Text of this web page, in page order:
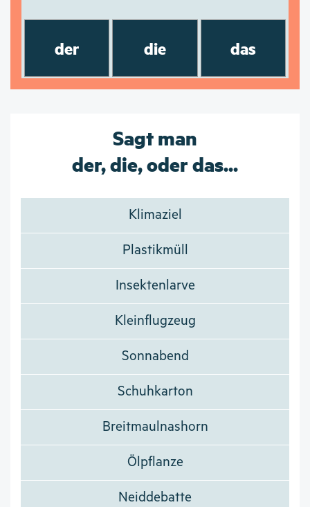
der die das
Sagt man
der, die, oder das...
Klimaziel
Plastikmüll
Insektenlarve
Kleinflugzeug
Sonnabend
Schuhkarton
Breitmaulnashorn
Ölpflanze
Neiddebatte